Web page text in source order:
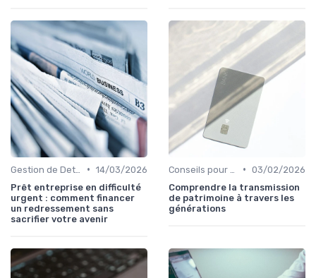
• 14/03/2026
Prêt entreprise en difficulté
urgent : comment financer
un redressement sans
sacrifier votre avenir
• 03/02/2026
Comprendre la transmission
de patrimoine à travers les
générations